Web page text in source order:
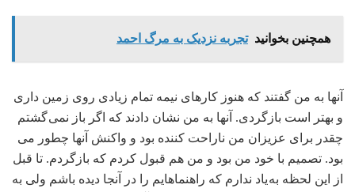
همچنین بخوانید تجربه نزدیک به مرگ احمد
آنها به من گفتند که هنوز کارهای نیمه تمام زیادی روی زمین داری
و بهتر است بازگردی. آنها به من نشان دادند که اگر باز نمی گشتم
چقدر برای عزیزان من ناراحت کننده بود و واکنش آنها چطور می
بود. تصمیم با خود من بود و من هم قبول کردم که بازگردم. تا قبل
از این لحظه به یاد ندارم که راهنماهایم را در آنجا دیده باشم ولی به